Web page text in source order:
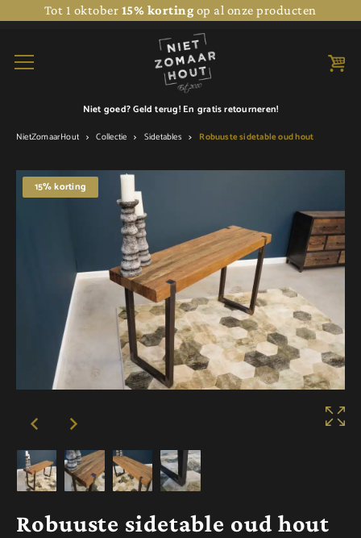
Tot 1 oktober 15% kortingop al onze producten
Niet goed? Geld terug! En gratis retourneren!
NietZomaarHout Collectie Sidetables Robuuste sidetable oud hout
15% korting
Robuuste sidetable oud hout